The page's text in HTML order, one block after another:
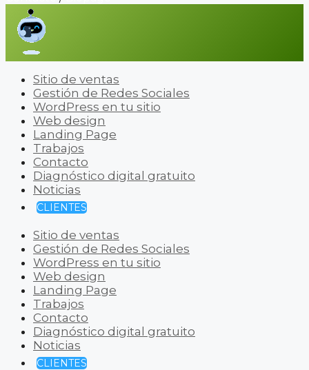
Sitio de ventas
Gestión de Redes Sociales
WordPress en tu sitio
Web design
Landing Page
Trabajos
Contacto
Diagnóstico digital gratuito
Noticias
CLIENTES
Sitio de ventas
Gestión de Redes Sociales
WordPress en tu sitio
Web design
Landing Page
Trabajos
Contacto
Diagnóstico digital gratuito
Noticias
CLIENTES